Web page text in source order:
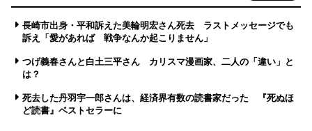
長崎市出身・平和訴えた美輪明宏さん死去 ラストメッセージでも
訴え「愛があれば 戦争なんか起こりません」
つげ義春さんと白土三平さん カリスマ漫画家、二人の「違い」と
は？
死去した丹羽宇一郎さんは、経済界有数の読書家だった 『死ぬほ
ど読書』ベストセラーに